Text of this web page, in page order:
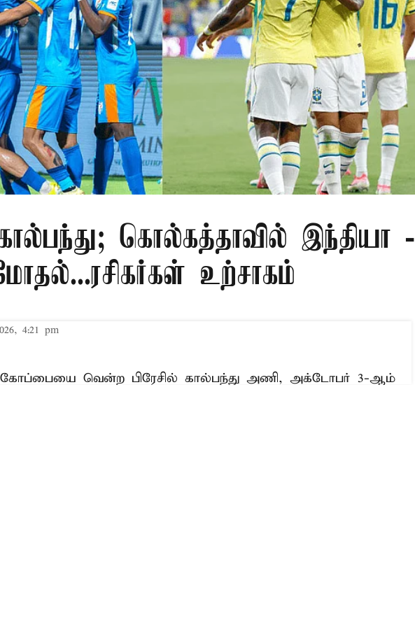
கால்பந்து; கொல்கத்தாவில் இந்தியா -
உற்சாகம்
4:21 pm
வென்ற பிரேசில் கால்பந்து அணி, அக்டோபர் 3-ஆம்